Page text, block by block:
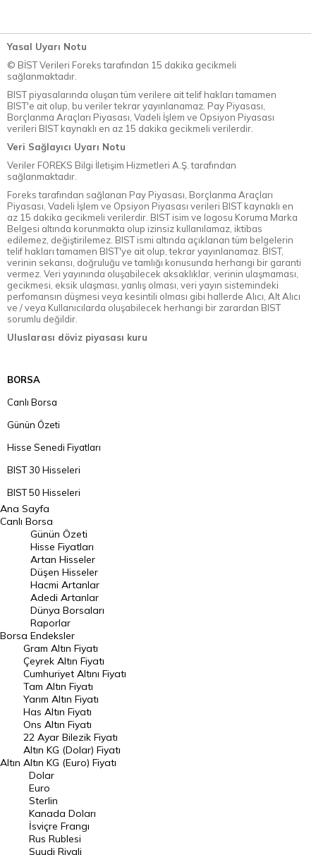
Yasal Uyarı Notu
© BİST Verileri Foreks tarafından 15 dakika gecikmeli
sağlanmaktadır.
BIST piyasalarında oluşan tüm verilere ait telif hakları tamamen
BIST'e ait olup, bu veriler tekrar yayınlanamaz. Pay Piyasası,
Borçlanma Araçları Piyasası, Vadeli İşlem ve Opsiyon Piyasası
verileri BIST kaynaklı en az 15 dakika gecikmeli verilerdir.
Veri Sağlayıcı Uyarı Notu
Veriler FOREKS Bilgi İletişim Hizmetleri A.Ş. tarafından
sağlanmaktadır.
Foreks tarafından sağlanan Pay Piyasası, Borçlanma Araçları
Piyasası, Vadeli İşlem ve Opsiyon Piyasası verileri BIST kaynaklı en
az 15 dakika gecikmeli verilerdir. BIST isim ve logosu Koruma Marka
Belgesi altında korunmakta olup izinsiz kullanılamaz, iktibas
edilemez, değiştirilemez. BIST ismi altında açıklanan tüm belgelerin
telif hakları tamamen BIST'ye ait olup, tekrar yayınlanamaz. BIST,
verinin sekansı, doğruluğu ve tamlığı konusunda herhangi bir garanti
vermez. Veri yayınında oluşabilecek aksaklıklar, verinin ulaşmaması,
gecikmesi, eksik ulaşması, yanlış olması, veri yayın sistemindeki
perfomansın düşmesi veya kesintili olması gibi hallerde Alıcı, Alt Alıcı
ve / veya Kullanıcılarda oluşabilecek herhangi bir zarardan BIST
sorumlu değildir.
Uluslarası döviz piyasası kuru
BORSA
Canlı Borsa
Günün Özeti
Hisse Senedi Fiyatları
BIST 30 Hisseleri
BIST 50 Hisseleri
BIST 100 Hisseleri
En Çok Artan Hisseler
En Çok Düşen Hisseler
Hacmi Artanlar
Geçmiş Kapanışlar
Dünya Borsaları
Raporlar
Endeksler
DÖVİZ
Döviz Kuru
Dolar Kuru
Euro Kuru
Pound Kuru
Frank Kuru
Riyal Kuru
Ana Sayfa
Canlı Borsa
Borsa
Günün Özeti
Hisse Fiyatları
Artan Hisseler
Düşen Hisseler
Hacmi Artanlar
Adedi Artanlar
Dünya Borsaları
Raporlar
Endeksler
Altın
Gram Altın Fiyatı
Çeyrek Altın Fiyatı
Cumhuriyet Altını Fiyatı
Tam Altın Fiyatı
Yarım Altın Fiyatı
Has Altın Fiyatı
Ons Altın Fiyatı
22 Ayar Bilezik Fiyatı
Altın KG (Dolar) Fiyatı
Altın KG (Euro) Fiyatı
Dolar
Euro
Sterlin
Kanada Doları
İsviçre Frangı
Rus Rublesi
Suudi Riyali